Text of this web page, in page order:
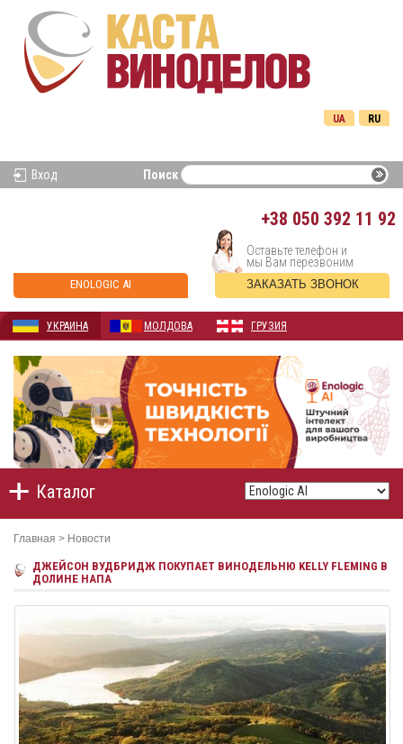
RU
UA
Вход Поиск
+38 050 392 11 92
ENOLOGIC AI
Оставьте телефон и
мы Вам перезвоним
ЗАКАЗАТЬ ЗВОНОК
УКРАИНА МОЛДОВА ГРУЗИЯ
Каталог
Главная > Новости
ДЖЕЙСОН ВУДБРИДЖ ПОКУПАЕТ ВИНОДЕЛЬНЮ KELLY FLEMING В
ДОЛИНЕ НАПА